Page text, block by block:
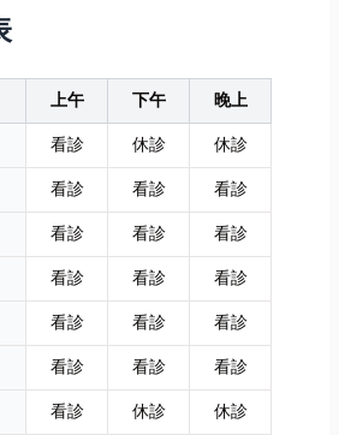
上午 下午
晚上
看診 休診
休診
看診 看診
看診
看診 看診
看診
看診 看診
看診
看診 看診
看診
看診 看診
看診
看診 休診 休診